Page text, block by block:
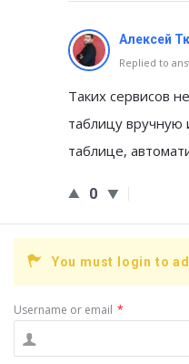
Алексей
Replied to
Таких сервисов
таблицу вручную
таблице,
0
You must login to
Username or email *